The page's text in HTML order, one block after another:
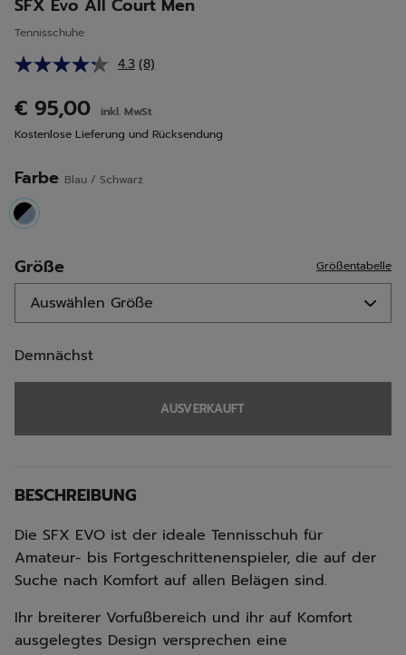
SFX Evo All Court Men
Tennisschuhe
4.3 8
Link
auf
derselben
(8)
€ 95,00
inkl. MwSt
Kostenlose Lieferung und Rücksendung
Farbe Blau / Schwarz
selected
Größe Größentabelle
Demnächst
AUSVERKAUFT
BESCHREIBUNG
Die SFX EVO ist der ideale Tennisschuh für
Amateur- bis Fortgeschrittenenspieler, die auf der
Suche nach Komfort auf allen Belägen sind.
Ihr breiterer Vorfußbereich und ihr auf Komfort
ausgelegtes Design versprechen eine